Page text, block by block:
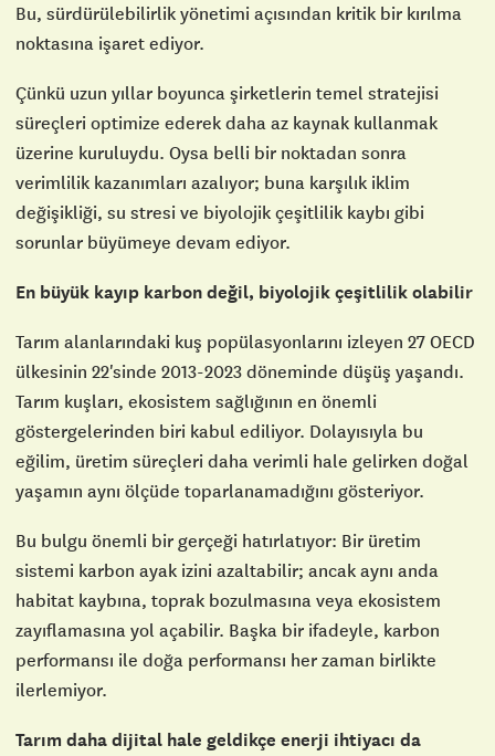
Bu, sürdürülebilirlik yönetimi açısından kritik bir kırılma
noktasına işaret ediyor.
Çünkü uzun yıllar boyunca şirketlerin temel stratejisi
süreçleri optimize ederek daha az kaynak kullanmak
üzerine kuruluydu. Oysa belli bir noktadan sonra
verimlilik kazanımları azalıyor; buna karşılık iklim
değişikliği, su stresi ve biyolojik çeşitlilik kaybı gibi
sorunlar büyümeye devam ediyor.
En büyük kayıp karbon değil, biyolojik çeşitlilik olabilir
Tarım alanlarındaki kuş popülasyonlarını izleyen 27 OECD
ülkesinin 22'sinde 2013-2023 döneminde düşüş yaşandı.
Tarım kuşları, ekosistem sağlığının en önemli
göstergelerinden biri kabul ediliyor. Dolayısıyla bu
eğilim, üretim süreçleri daha verimli hale gelirken doğal
yaşamın aynı ölçüde toparlanamadığını gösteriyor.
Bu bulgu önemli bir gerçeği hatırlatıyor: Bir üretim
sistemi karbon ayak izini azaltabilir; ancak aynı anda
habitat kaybına, toprak bozulmasına veya ekosistem
zayıflamasına yol açabilir. Başka bir ifadeyle, karbon
performansı ile doğa performansı her zaman birlikte
ilerlemiyor.
Tarım daha dijital hale geldikçe enerji ihtiyacı da